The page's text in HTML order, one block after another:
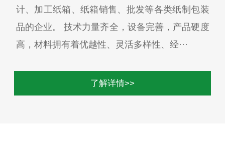
计、加工纸箱、纸箱销售、批发等各类纸制包装
品的企业。 技术力量齐全，设备完善，产品硬度
高，材料拥有着优越性、灵活多样性、经···
了解详情>>